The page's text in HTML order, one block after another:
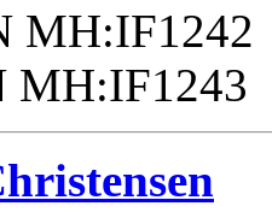
MH:IF1242
MH:IF1243